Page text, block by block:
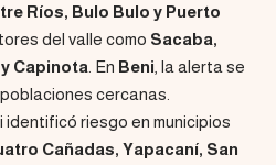
Ríos, Bulo Bulo y Puerto
del valle como Sacaba,
Capinota . En Beni , la alerta se
cercanas.
identificó riesgo en municipios
Cañadas, Yapacaní, San